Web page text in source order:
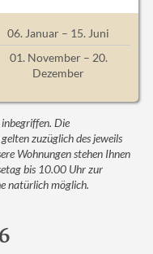
06. Januar – 15. Juni
01. November – 20.
Dezember
Die
zuzüglich des jeweils
Wohnungen stehen Ihnen
bis 10.00 Uhr zur
natürlich möglich.